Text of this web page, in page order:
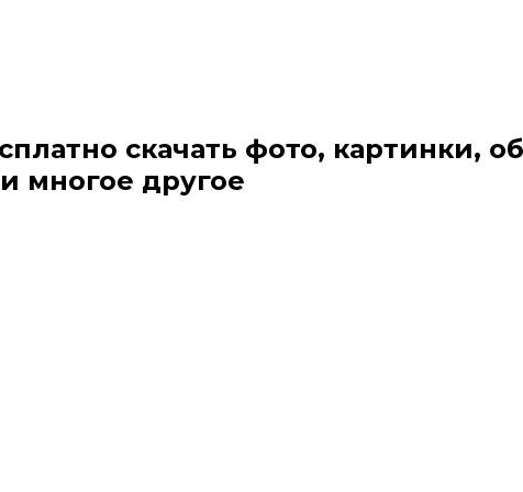
скачать фото, картинки,
многое другое